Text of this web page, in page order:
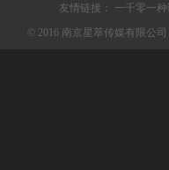
友情链接：
一千零一
© 2016 南京星萃传媒有限公司